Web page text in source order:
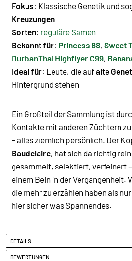
Fokus: Klassische Genetik und
Kreuzungen
Sorten: reguläre Samen
Bekannt für: Princess 88, Sweet
DurbanThai Highflyer C99,
Ideal für: Leute, die aufalte
Hintergrund stehen
Ein Großteil der Sammlung ist
Kontakte mit anderen Züchtern
– alles ziemlich persönlich. Der
Baudelaire, hat sich da richtig
gesammelt, selektiert, verfeinert
einem Bein in der Vergangenheit.
die mehr zu erzählen haben als
hier sicher was Spannendes.
DETAILS
BEWERTUNGEN